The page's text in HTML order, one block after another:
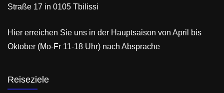
Straße 17 in 0105 Tbilissi
Hier erreichen Sie uns in der Hauptsaison von April bis
Oktober (Mo-Fr 11-18 Uhr) nach Absprache
Reiseziele